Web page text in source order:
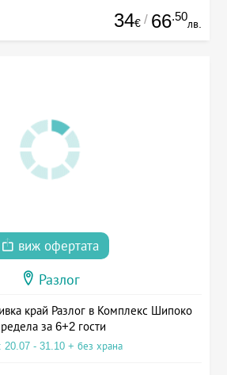
34€ / 66.50
лв.
виж офертата
Разлог
край Разлог в Комплекс Шипоко
за 6+2 гости
20.07 - 31.10 + без храна